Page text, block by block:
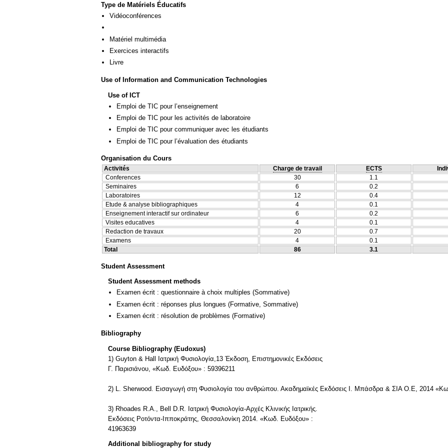
Type de Matériels Éducatifs
Vidéoconférences
Matériel multimédia
Exercices interactifs
Livre
Use of Information and Communication Technologies
Use of ICT
Emploi de TIC pour l’enseignement
Emploi de TIC pour les activités de laboratoire
Emploi de TIC pour communiquer avec les étudiants
Emploi de TIC pour l’évaluation des étudiants
Organisation du Cours
Activités Charge de travail ECTS
Conferences
30
1.1
Seminaires
6
0.2
Laboratoires
12
0.4
Etude & analyse bibliographiques
4
0.1
Enseignement interactif sur ordinateur
6
0.2
Visites educatives
4
0.1
Redaction de travaux
20
0.7
Examens
4
0.1
Total
86 3.1
Student Assessment
Student Assessment methods
Examen écrit : questionnaire à choix multiples (Sommative)
Examen écrit : réponses plus longues (Formative, Sommative)
Examen écrit : résolution de problèmes (Formative)
Bibliography
Course Bibliography (Eudoxus)
1) Guyton & Hall Ιατρική Φυσιολογία,13 Έκδοση, Επιστημονικές Εκδόσεις
Γ. Παρισιάνου, «Κωδ. Ευδόξου» : 59396211
2) L. Sherwood. Εισαγωγή στη Φυσιολογία του ανθρώπου. Ακαδημαϊκές Εκδόσεις Ι. Μπάσδρα & ΣΙΑ Ο.Ε, 2014
3) Rhoades R.A., Bell D.R. Ιατρική Φυσιολογία-Αρχές Κλινικής Ιατρικής.
Εκδόσεις Ροτόντα-Ιπποκράτης, Θεσσαλονίκη 2014. «Κωδ. Ευδόξου» :
41963639
Additional bibliography for study